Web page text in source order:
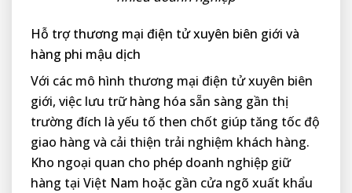
Hỗ trợ thương mại điện tử xuyên biên giới và
hàng phi mậu dịch
Với các mô hình thương mại điện tử xuyên biên
giới, việc lưu trữ hàng hóa sẵn sàng gần thị
trường đích là yếu tố then chốt giúp tăng tốc độ
giao hàng và cải thiện trải nghiệm khách hàng.
Kho ngoại quan cho phép doanh nghiệp giữ
hàng tại Việt Nam hoặc gần cửa ngõ xuất khẩu